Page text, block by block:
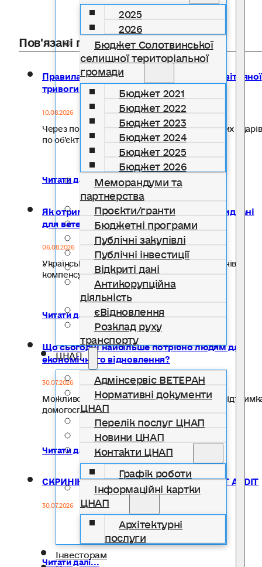
2025
2026
Бюджет Солотвинської
селищної територіальної
громади
Бюджет 2021
Бюджет 2022
Бюджет 2023
Бюджет 2024
Бюджет 2025
Бюджет 2026
Меморандуми та
партнерства
Проєкти/гранти
Бюджетні програми
Публічні закупівлі
Публічні інвестиції
Відкриті дані
Антикорупційна
діяльність
єВідновлення
Розклад руху
транспорту
ЦНАП
Адмінсервіс ВЕТЕРАН
Нормативні документи
ЦНАП
Перелік послуг ЦНАП
Новини ЦНАП
Контакти ЦНАП
Графік роботи
Інформаційні картки
ЦНАП
Архітектурні
послуги
Інвесторам
Пов'язані публікації
Правила безпеки на залізниці під час повітряної
тривоги: що важливо знати кожному
10.08.2026
Через постійні загрози ракетних та авіаційних ударів
по об’єктах залізничної…
Читати далі...
Як отримати компенсацію за товари, придбані
для ветеранського бізнесу
06.08.2026
Український ветеранський фонд Мінветеранів
компенсує до 20 тисяч гривень на…
Читати далі...
Що сьогодні найбільше потрібно людям для
економічного відновлення?
30.07.2026
Можливості для розвитку власної справи?
домогосподарств? Нові джерела доходу?…
Читати далі...
СКРИНІНГ ВЖИВАННЯ АЛКОГОЛЮ: ТЕСТ AUDIT
30.07.2026
Читати далі...